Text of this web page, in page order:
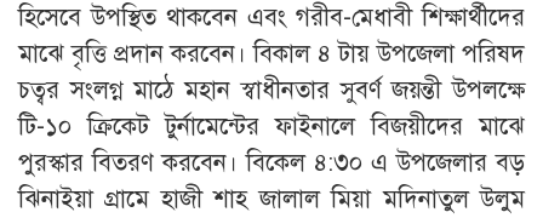
হিসেবে উপস্থিত থাকবেন এবং গরীব-মেধাবী শিক্ষার্থীদের
মাঝে বৃত্তি প্রদান করবেন। বিকাল ৪ টায় উপজেলা পরিষদ
চত্বর সংলগ্ন মাঠে মহান স্বাধীনতার সুবর্ণ জয়ন্তী উপলক্ষে
টি-১০ ক্রিকেট টুর্নামেন্টের ফাইনালে বিজয়ীদের মাঝে
পুরস্কার বিতরণ করবেন। বিকেল ৪:৩০ এ উপজেলার বড়
ঝিনাইয়া গ্রামে হাজী শাহ জালাল মিয়া মদিনাতুল উলুম